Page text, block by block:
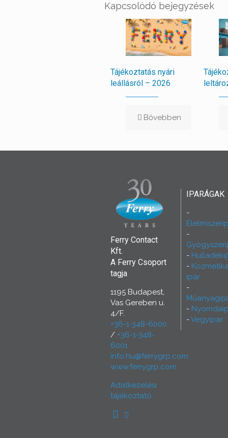
Kapcsolódó bejegyzések
Tájékoztatás nyári
leállásról – 2026
Bővebben
Ferry Contact
Kft.
A Ferry Csoport
tagja
1195 Budapest,
Vas Gereben u.
4/F.
+36-1-348-6000
/ +36-1-348-
6001
info.hu@ferrygrp.com
www.ferrygrp.com
Adatkezelési
tájékoztató
IPARÁGAK
ipar
Vegyipar